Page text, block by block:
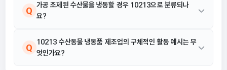
Q
가공 조제된 수산물을 냉동할 경우 10213으로 분류되나
요?
A 아닙니다. 가공 조제 활동에 결합된 냉동 활동은 그 가공 조제품 생
산활동에 부수되는 보조활동으로 봅니다. 따라서 단순 냉동이 아닌
Q
10213 수산동물 냉동품 제조업의 구체적인 활동 예시는 무
엇인가요?